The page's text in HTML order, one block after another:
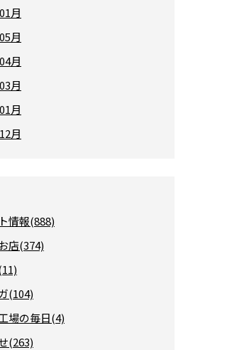
月
月
月
月
月
月
情報(888)
店(374)
(104)
場の毎日(4)
(263)